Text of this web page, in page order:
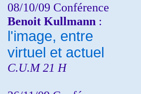
08/10/09 Conférence
Benoit Kullmann :
l'image, entre
virtuel et actuel
C.U.M 21 H